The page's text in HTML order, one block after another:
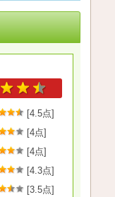
[4.5点]
[4点]
[4点]
[4.3点]
[3.5点]